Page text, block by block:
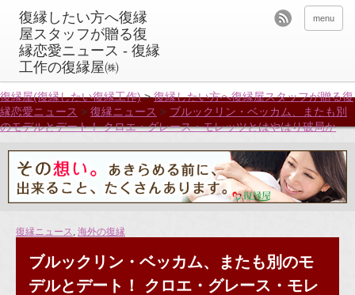
menu
復縁屋(復縁したい復縁工作)>復縁したい方へ復縁屋スタッフが贈る復
縁恋愛ニュース > 復縁ニュース > ブルックリン・ベッカム、またも別
のモデルとデート！ クロエ・グレース・モレッツとはやはり破局か
復縁ニュース 海外の復縁
ブルックリン・ベッカム、またも別のモ
デルとデート！ クロエ・グレース・モレ